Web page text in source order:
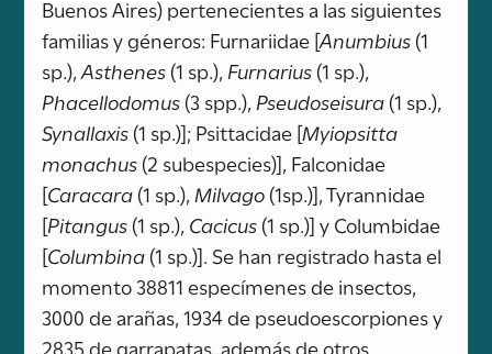
Buenos Aires) pertenecientes a las siguientes
familias y géneros: Furnariidae [Anumbius(1
sp.),Asthenes(1 sp.),Furnarius(1 sp.),
Phacellodomus(3 spp.),Pseudoseisura(1 sp.),
Synallaxis(1 sp.)]; Psittacidae [Myiopsitta
monachus(2 subespecies)], Falconidae
[Caracara(1 sp.),Milvago(1sp.)], Tyrannidae
[Pitangus(1 sp.),Cacicus(1 sp.)] y Columbidae
[Columbina(1 sp.)]. Se han registrado hasta el
momento 38811 especímenes de insectos,
3000 de arañas, 1934 de pseudoescorpiones y
2835 de garrapatas, además de otros